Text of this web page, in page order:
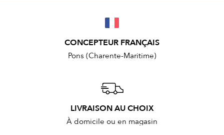
CONCEPTEUR FRANÇAIS
Pons (Charente-Maritime)
LIVRAISON AU CHOIX
À domicile ou en magasin